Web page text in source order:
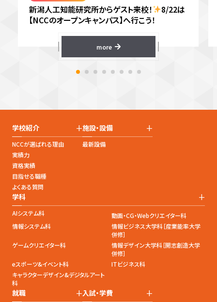
新潟人工知能研究所からゲスト来校！
8/22は
【NCCのオープンキャンパス】へ行こう！
more
学校紹介 +
NCCが選ばれる理由
実績力
資格実績
目指せる職種
よくある質問
施設・設備 +
最新設備
学科 +
AIシステム科
動画・CG・Webクリエイター科
情報システム科
情報ビジネス大学科［産業能率大学
併修］
ゲームクリエイター科
情報デザイン大学科［開志創造大学
併修］
eスポーツ&イベント科
ITビジネス科
キャラクターデザイン&デジタルアート
科
就職 +入試・学費 +